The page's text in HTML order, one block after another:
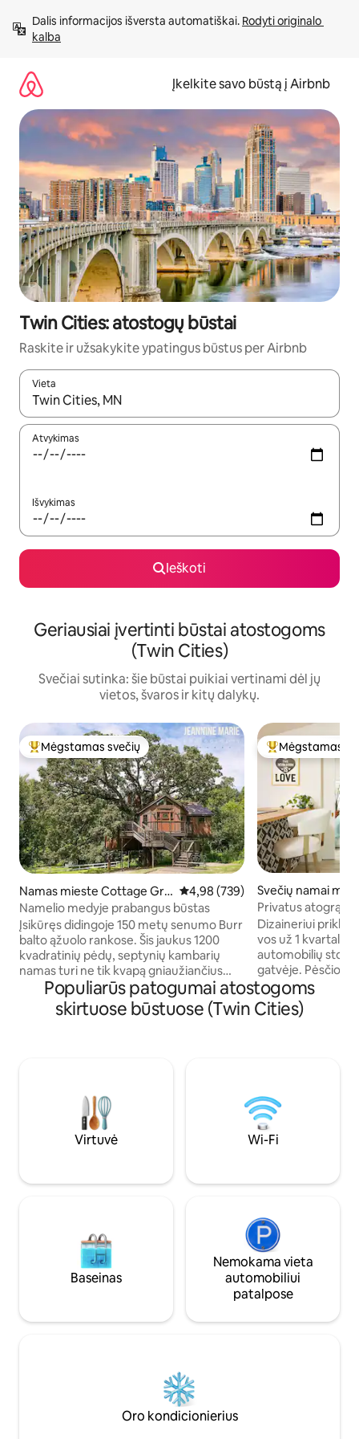
prie
turinio
Dalis informacijos išversta automatiškai. Rodyti originalo
kalba
Įkelkite savo būstą į Airbnb
Twin Cities: atostogų būstai
Raskite ir užsakykite ypatingus būstus per Airbnb
Vieta
Kai pasirodys paieškos rezultatai, juos naršyti galite
Atvykimas
Išvykimas
Ieškoti
Geriausiai įvertinti būstai atostogoms
(Twin Cities)
Svečiai sutinka: šie būstai puikiai vertinami dėl jų
vietos, švaros ir kitų dalykų.
Svečių mėgstamiausias
Mėgstamas svečių
Namas mieste Cottage Gro
ve
Vidutinis įvertinimas: 4,98 iš 5,
4,98 (739)
Namelio medyje prabangus būstas
Įsikūręs didingoje 150 metų senumo Burr
balto ąžuolo rankose. Šis jaukus 1200
kvadratinių pėdų, septynių kambarių
namas turi ne tik kvapą gniaužiančius
vaizdus, bet ir žavingų bei žavingų
staigmenų, kurios dera pasakoje.
Užlipkite 40 pėdų aukštyje į apžvalgos
Įlipkite į karštą, burbuliuojantį sūkurinės
vonios purkštukus arba šiltą lietaus dušo
glostymą ir atgaukite dvasią
nuramindami raumenis, atitirpindami
apsistokite ant grindų šildomų grindų
lauko terasų. Nepamirškite išspręsti
namelio medyje paslapties, kuri laukia
jūsų atradimo medinėse sienose. Šį
namelį medyje architektas sukūrė
detalių. Krištolo sietynai su aukštomis
nuotaiką toms ypatingoms vakarienėms
valgomajame.) Vienas iš dviejų židinių
suteikia prabangių akcentų
Svečių
Mėgstamas
Svečių namai
polis
Privatus atogrąžų
būstas Aptaune
Dizaineriui
vos už 1 kvartalo
automobilių
gatvėje.
populiariausių
„Wrecktangle
Arcade“ arba
kambariuose. 15
Būste leidžiama
už papildomą mokestį. Žinutė
pačioje
Populiarūs patogumai atostogoms
skirtuose būstuose (Twin Cities)
Virtuvė Wi-Fi
Baseinas
Nemokama vieta
automobiliui
patalpose
Oro kondicionierius